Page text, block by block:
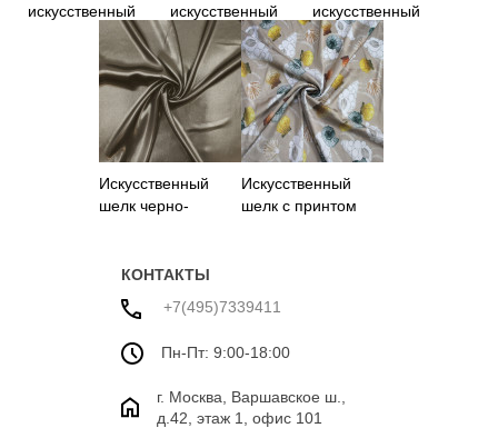
искусственный
шелк черного
цвета с принтом
искусственный
шелк с
леопардовым
принтом
искусственный
шелк черного
цвета с желтыми
цветами
Искусственный
шелк черно-
Искусственный
шелк с принтом
КОНТАКТЫ
+7(495)7339411
Пн-Пт: 9:00-18:00
г. Москва, Варшавское ш.,
д.42, этаж 1, офис 101